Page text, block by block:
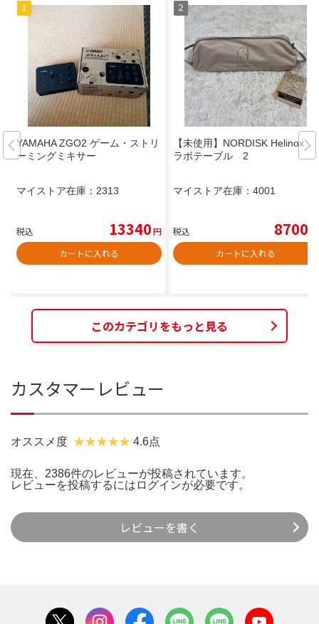
YAMAHA ZGO2 ゲーム・ストリ
ーミングミキサー
マイストア在庫： 2313
税込 13340円
カートに入れる
【未使用】NORDISK Helinox コ
ラボテーブル 2
マイストア在庫： 4001
税込 8700
カートに入れる
このカテゴリをもっと見る
カスタマーレビュー
オススメ度 4.6点
現在、2386件のレビューが投稿されています。
レビューを投稿するには ログインが必要です。
レビューを書く